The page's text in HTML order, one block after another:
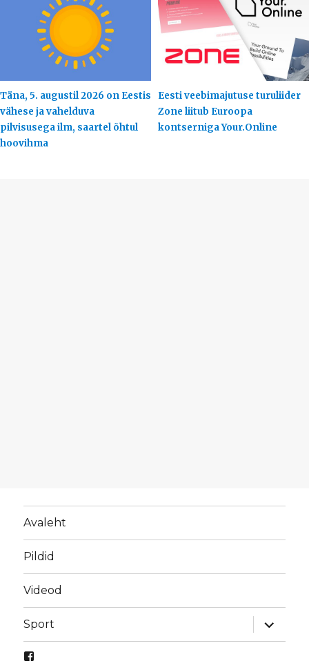
Täna, 5. augustil 2026 on Eestis
vähese ja vahelduva
pilvisusega ilm, saartel õhtul
hoovihma
Eesti veebimajutuse turuliider
Zone liitub Euroopa
kontserniga Your.Online
Avaleht
Pildid
Videod
Sport
laienda